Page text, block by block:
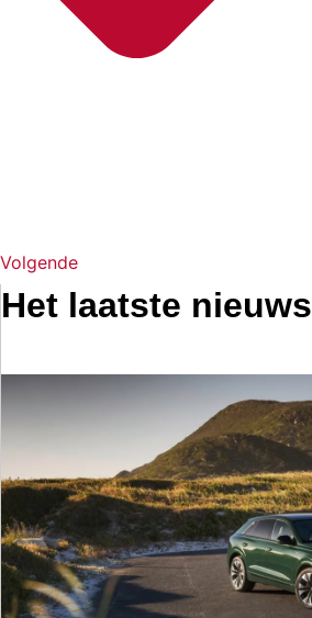
Volgende
Het laatste nieuws